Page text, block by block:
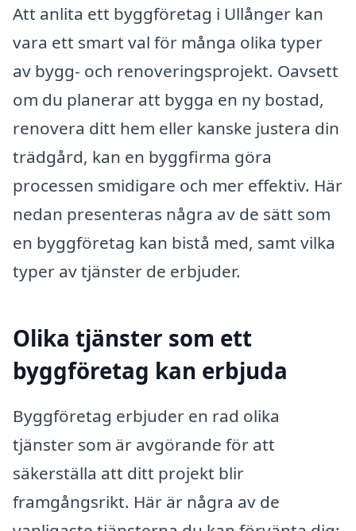
Att anlita ett byggföretag i Ullånger kan
vara ett smart val för många olika typer
av bygg- och renoveringsprojekt. Oavsett
om du planerar att bygga en ny bostad,
renovera ditt hem eller kanske justera din
trädgård, kan en byggfirma göra
processen smidigare och mer effektiv. Här
nedan presenteras några av de sätt som
en byggföretag kan bistå med, samt vilka
typer av tjänster de erbjuder.
Olika tjänster som ett
byggföretag kan erbjuda
Byggföretag erbjuder en rad olika
tjänster som är avgörande för att
säkerställa att ditt projekt blir
framgångsrikt. Här är några av de